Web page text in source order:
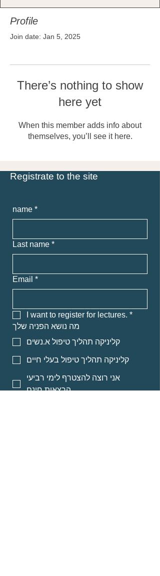
Profile
Join date: Jan 5, 2025
There’s nothing to show
here yet
When this member adds info about
themselves, you’ll see it here.
Registrate to the site
name *
Last name *
Email *
I want to register for lectures. *
מה נושא הפניה שלך
קליניקה תהליך טיפול א.נשים
קליניקה תהליך טיפול בעלי חיים
אני רוצה להצטרף לימי רביעי
הרצאות חינם